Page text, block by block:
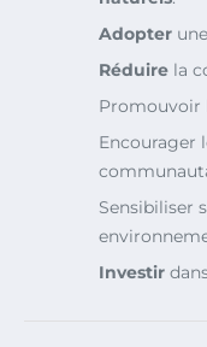
Adopter une
Réduire la
Promouvoir
Encourager
Sensibiliser
Investir